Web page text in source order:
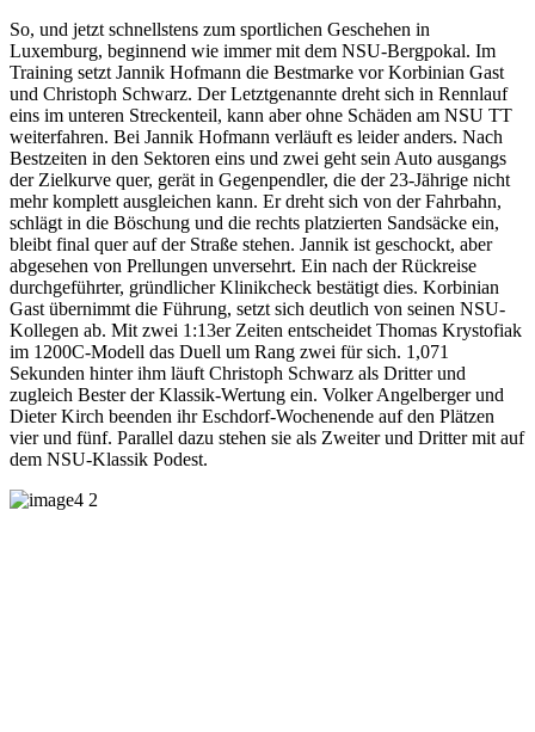
So, und jetzt schnellstens zum sportlichen Geschehen in
Luxemburg, beginnend wie immer mit dem NSU-Bergpokal. Im
Training setzt Jannik Hofmann die Bestmarke vor Korbinian Gast
und Christoph Schwarz. Der Letztgenannte dreht sich in Rennlauf
eins im unteren Streckenteil, kann aber ohne Schäden am NSU TT
weiterfahren. Bei Jannik Hofmann verläuft es leider anders. Nach
Bestzeiten in den Sektoren eins und zwei geht sein Auto ausgangs
der Zielkurve quer, gerät in Gegenpendler, die der 23-Jährige nicht
mehr komplett ausgleichen kann. Er dreht sich von der Fahrbahn,
schlägt in die Böschung und die rechts platzierten Sandsäcke ein,
bleibt final quer auf der Straße stehen. Jannik ist geschockt, aber
abgesehen von Prellungen unversehrt. Ein nach der Rückreise
durchgeführter, gründlicher Klinikcheck bestätigt dies. Korbinian
Gast übernimmt die Führung, setzt sich deutlich von seinen NSU-
Kollegen ab. Mit zwei 1:13er Zeiten entscheidet Thomas Krystofiak
im 1200C-Modell das Duell um Rang zwei für sich. 1,071
Sekunden hinter ihm läuft Christoph Schwarz als Dritter und
zugleich Bester der Klassik-Wertung ein. Volker Angelberger und
Dieter Kirch beenden ihr Eschdorf-Wochenende auf den Plätzen
vier und fünf. Parallel dazu stehen sie als Zweiter und Dritter mit auf
dem NSU-Klassik Podest.